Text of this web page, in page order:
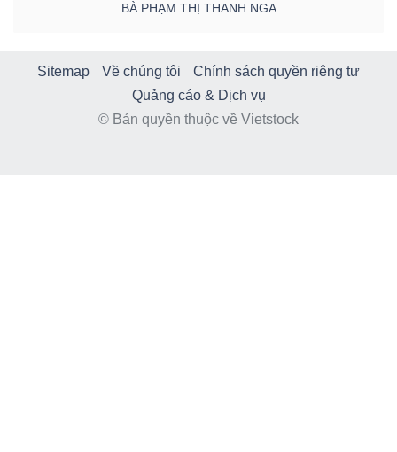
BÀ PHẠM THỊ THANH NGA
Sitemap Về chúng tôi
Chính sách quyền riêng tư
Quảng cáo & Dịch vụ
© Bản quyền thuộc về Vietstock